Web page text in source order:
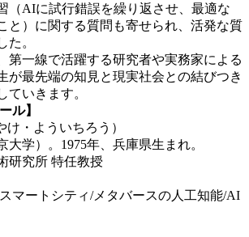
（AIに試行錯誤を繰り返させ、最適な
と）に関する質問も寄せられ、活発な質
た。
一線で活躍する研究者や実務家による
が最先端の知見と現実社会との結びつき
ていきます。
ル】
・よういちろう）
学）。1975年、兵庫県生まれ。
研究所 特任教授
マートシティ/メタバースの人工知能/AI